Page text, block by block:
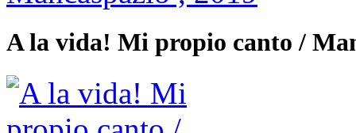
A la vida! Mi propio canto /